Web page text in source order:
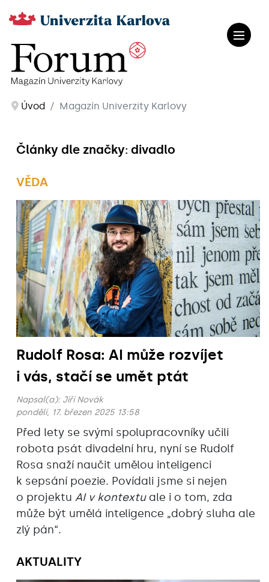
Úvod Magazín Univerzity Karlovy
Články dle značky: divadlo
VĚDA
Rudolf Rosa: AI může rozvíjet
i vás, stačí se umět ptát
Napsal(a): Jiří Novák
pondělí, 17. březen 2025 13:58
Před lety se svými spolupracovníky učili
robota psát divadelní hru, nyní se Rudolf
Rosa snaží naučit umělou inteligenci
k sepsání poezie. Povídali jsme si nejen
o projektu AI v kontextuale i o tom, zda
může být umělá inteligence „dobrý sluha ale
zlý pán“.
AKTUALITY